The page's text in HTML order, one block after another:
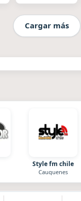
Cargar más
Style fm chile
Cauquenes